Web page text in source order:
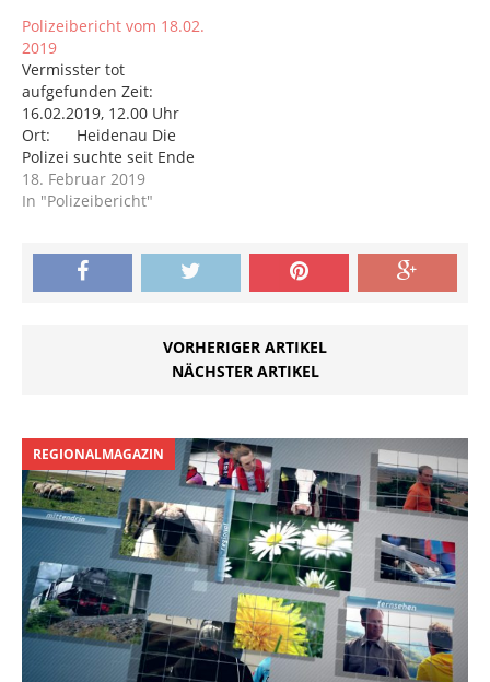
Als Polizisten die
Wohnung betraten,
fanden sie den Mann
leblos auf. Ein
hinzugerufener Arzt
konnte nur noch seinen…
Polizeibericht vom 18.02.
2019
Vermisster tot
aufgefunden Zeit:
16.02.2019, 12.00 Uhr
Ort: Heidenau Die
Polizei suchte seit Ende
Januar öffentlich nach
dem vermissten Harry T.
Vermisste tot in Heidenau
aufgefunden.
abgekommen Zeit:
OT…
18. Februar 2019
In "Polizeibericht"
VORHERIGER ARTIKEL
NÄCHSTER ARTIKEL
REGIONALMAGAZIN